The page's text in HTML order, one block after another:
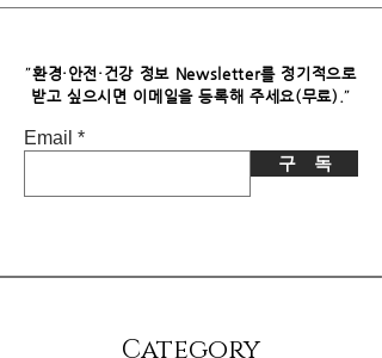
파트너스로부터 소정의 수수료를 받습
없습니다.
"환경·안전·건강 정보 Newsletter를 정기적으로
받고 싶으시면​ 이메일을 등록해 주세요(무료)."
Email
구 독
​Category